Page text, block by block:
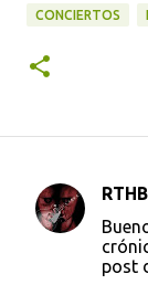
CONCIERTOS
C
RTHB
post